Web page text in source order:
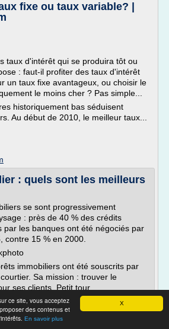
X
ce site, vous acceptez
des contenus et
En savoir plus
fixe ou taux variable? |
taux d'intérêt qui se produira tôt ou
: faut-il profiter des taux d'intérêt
un taux fixe avantageux, ou choisir le
le moins cher ? Pas simple...
historiquement bas séduisent
Au début de 2010, le meilleur taux...
: quels sont les meilleurs
se sont progressivement
: près de 40 % des crédits
par les banques ont été négociés par
contre 15 % en 2000.
immobiliers ont été souscrits par
Sa mission : trouver le
ses clients. Petit tour...